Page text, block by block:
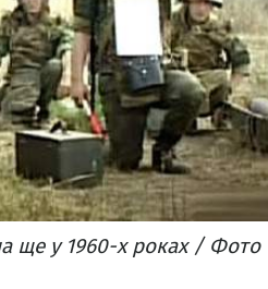
ще у 1960-х роках / Фото